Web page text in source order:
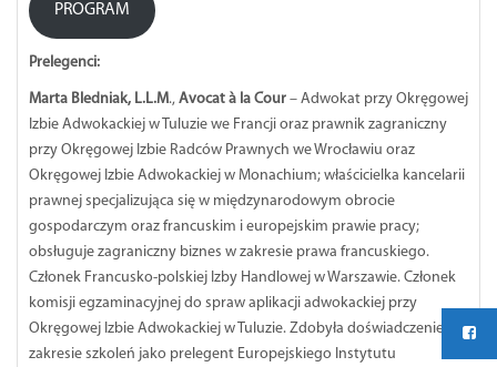
PROGRAM
Prelegenci:
Marta Bledniak, L.L.M., Avocat à la Cour – Adwokat przy Okręgowej
Izbie Adwokackiej w Tuluzie we Francji oraz prawnik zagraniczny
przy Okręgowej Izbie Radców Prawnych we Wrocławiu oraz
Okręgowej Izbie Adwokackiej w Monachium; właścicielka kancelarii
prawnej specjalizująca się w międzynarodowym obrocie
gospodarczym oraz francuskim i europejskim prawie pracy;
obsługuje zagraniczny biznes w zakresie prawa francuskiego.
Członek Francusko-polskiej Izby Handlowej w Warszawie. Członek
komisji egzaminacyjnej do spraw aplikacji adwokackiej przy
Okręgowej Izbie Adwokackiej w Tuluzie. Zdobyła doświadczenie w
zakresie szkoleń jako prelegent Europejskiego Instytutu